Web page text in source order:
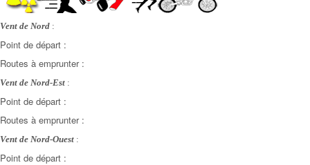
Vent de Nord :
Point de départ :
Routes à emprunter :
Vent de Nord-Est :
Point de départ :
Routes à emprunter :
Vent de Nord-Ouest :
Point de départ :